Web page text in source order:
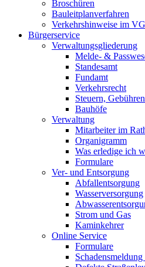
Broschüren
Bauleitplanverfahren
Verkehrshinweise im
Bürgerservice
Verwaltungsgliederung
Melde- &
Standesamt
Fundamt
Verkehrsrecht
Steuern,
Bauhöfe
Verwaltung
Mitarbeiter im
Organigramm
Was erledige ich
Formulare
Ver- und Entsorgung
Abfallentsorgung
Wasserversorgung
Strom und Gas
Kaminkehrer
Online Service
Formulare